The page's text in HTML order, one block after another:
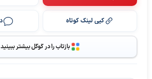
کپی لینک کوتاه
بازتاب را در گوگل بیشتر ببینید